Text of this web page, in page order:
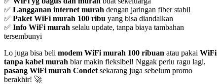
✅ Langganan internet murah dengan jaringan fiber stabil
✅ Paket WiFi murah 100 ribu yang bisa diandalkan
✅ Info WiFi murah selalu update, tanpa biaya tambahan
tersembunyi
Lo juga bisa beli modem WiFi murah 100 ribuan atau pakai WiFi
tanpa kabel murah biar makin fleksibel! Nggak perlu ragu lagi,
pasang WiFi murah Condet sekarang juga sebelum promo
berakhir! 🚀